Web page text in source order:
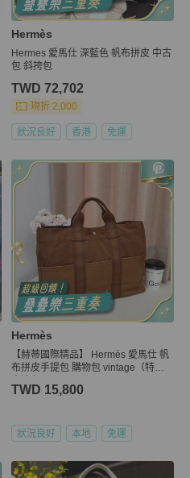
Hermès
Hermes 愛馬仕 深藍色 帆布拼皮 中古
包 斜挎包
TWD 72,702
現折 2,000
狀況良好 香港 免運
Hermès
【赫蒂國際精品】 Hermès 愛馬仕 帆
布拼皮手提包 購物包 vintage（特價
TWD 15,800
狀況良好 本地 免運